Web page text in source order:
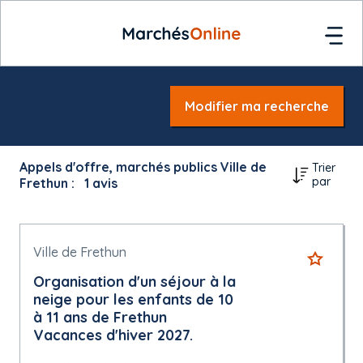
Modifier ma recherche
Appels d'offre, marchés publics Ville de
Frethun :
1 avis
Trier
par
Ville de Frethun
Organisation d'un séjour à la
neige pour les enfants de 10
à 11 ans de Frethun
Vacances d'hiver 2027.